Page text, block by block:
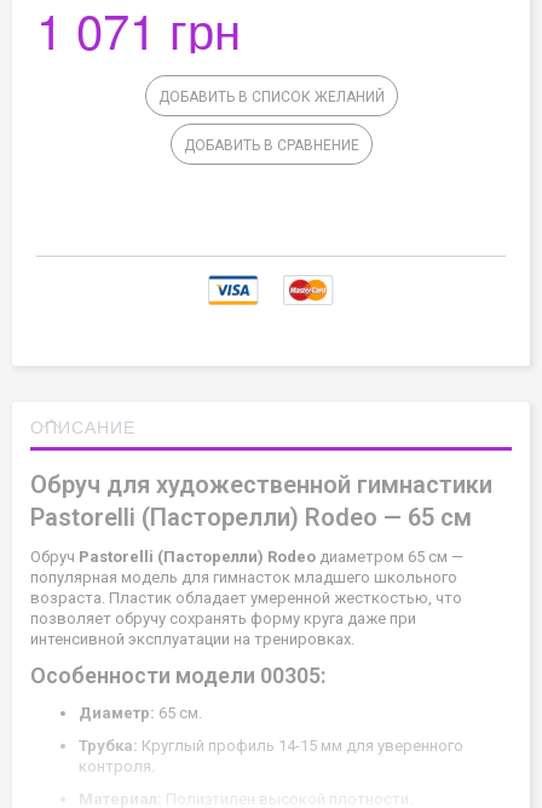
1 071 грн
ДОБАВИТЬ В СПИСОК ЖЕЛАНИЙ
ДОБАВИТЬ В СРАВНЕНИЕ
ОПИСАНИЕ
Обруч для художественной гимнастики
Pastorelli (Пасторелли) Rodeo — 65 см
Обруч Pastorelli (Пасторелли) Rodeo диаметром 65 см —
популярная модель для гимнасток младшего школьного
возраста. Пластик обладает умеренной жесткостью, что
позволяет обручу сохранять форму круга даже при
интенсивной эксплуатации на тренировках.
Особенности модели 00305:
Диаметр: 65 см.
Трубка: Круглый профиль 14-15 мм для уверенного
контроля.
Материал: Полиэтилен высокой плотности.